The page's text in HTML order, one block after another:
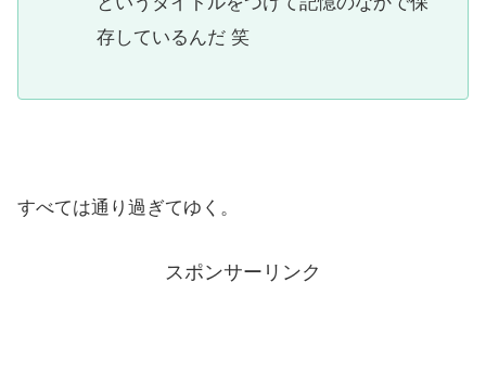
存しているんだ 笑
すべては通り過ぎてゆく。
スポンサーリンク